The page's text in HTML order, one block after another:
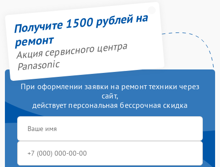
Получите 1500 рублей на
ремонт
Акция сервисного центра
Panasonic
При оформлении заявки на ремонт техники через
сайт,
действует персональная бессрочная скидка